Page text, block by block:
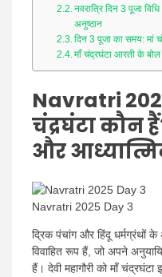
नवरात्रि दिन 3 पूजा
अनुष्ठान
दिन 3 पूजा का समय: मां
माँ चंद्रघंटा आरती के
Navratri
चंद्रघंटा कौन
और
Navratri 2025 Day 3
द्रिक पंचांग और हिंदू धर्मग्रंथों के
विवाहित रूप हैं, जो अपने
हैं। देवी महागौरी को माँ चंद्रघंटा